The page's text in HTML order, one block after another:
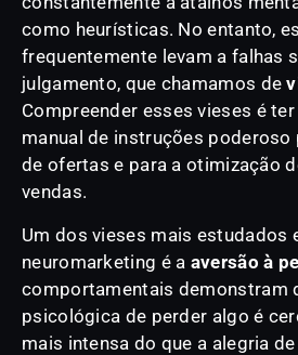
como heurísticas. No entanto,
frequentemente levam a falhas
julgamento, que chamamos de
Compreender esses vieses é
manual de instruções poderoso
de ofertas e para a otimização
vendas.
Um dos vieses mais estudados
neuromarketing é a aversão à
comportamentais demonstram
psicológica de perder algo é
mais intensa do que a alegria